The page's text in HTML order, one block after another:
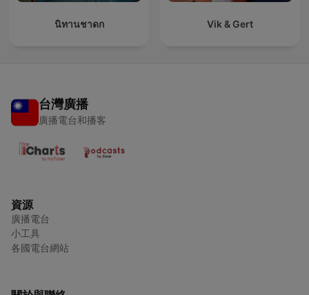
นิทานชาดก Vik & Gert
台灣廣播
廣播電台和播客
資源
廣播電台
小工具
各國電台網站